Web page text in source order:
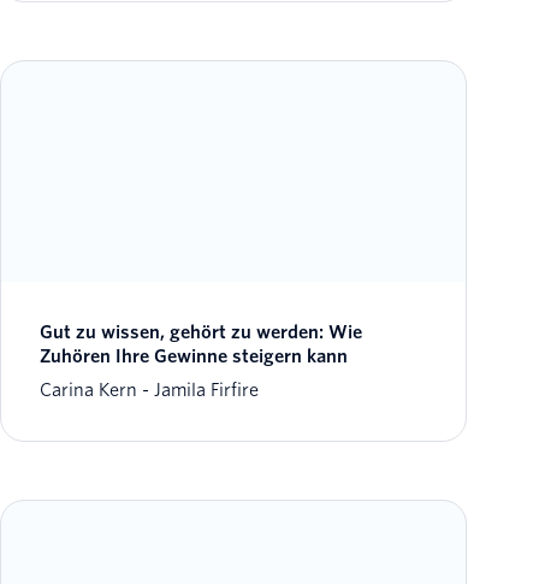
Gut zu wissen, gehört zu werden: Wie
Zuhören Ihre Gewinne steigern kann
Carina Kern
Jamila Firfire